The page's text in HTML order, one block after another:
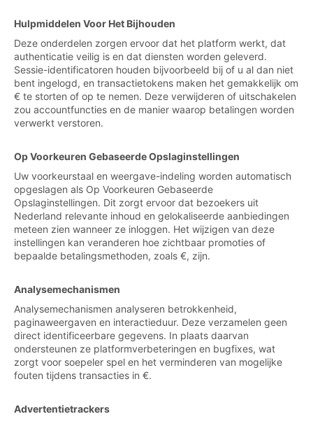
Hulpmiddelen Voor Het Bijhouden
Deze onderdelen zorgen ervoor dat het platform werkt, dat
authenticatie veilig is en dat diensten worden geleverd.
Sessie-identificatoren houden bijvoorbeeld bij of u al dan niet
bent ingelogd, en transactietokens maken het gemakkelijk om
€ te storten of op te nemen. Deze verwijderen of uitschakelen
zou accountfuncties en de manier waarop betalingen worden
verwerkt verstoren.
Op Voorkeuren Gebaseerde Opslaginstellingen
Uw voorkeurstaal en weergave-indeling worden automatisch
opgeslagen als Op Voorkeuren Gebaseerde
Opslaginstellingen. Dit zorgt ervoor dat bezoekers uit
Nederland relevante inhoud en gelokaliseerde aanbiedingen
meteen zien wanneer ze inloggen. Het wijzigen van deze
instellingen kan veranderen hoe zichtbaar promoties of
bepaalde betalingsmethoden, zoals €, zijn.
Analysemechanismen
Analysemechanismen analyseren betrokkenheid,
paginaweergaven en interactieduur. Deze verzamelen geen
direct identificeerbare gegevens. In plaats daarvan
ondersteunen ze platformverbeteringen en bugfixes, wat
zorgt voor soepeler spel en het verminderen van mogelijke
fouten tijdens transacties in €.
Advertentietrackers